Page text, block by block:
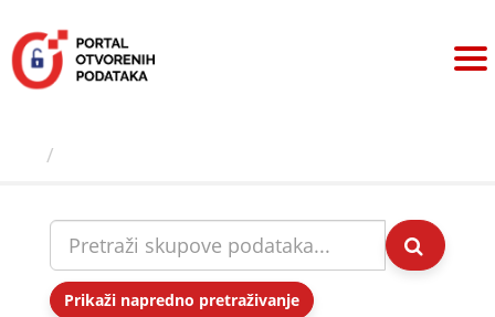
sadržaj
Prikaži napredno pretraživanje